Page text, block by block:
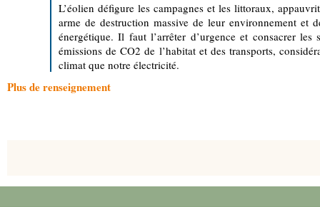
L’éolien défigure les campagnes et les littoraux,
arme de destruction massive de leur environnement et
énergétique. Il faut l’arrêter d’urgence et consacrer
émissions de CO2 de l’habitat et des transports,
climat que notre électricité.
Plus de renseignement